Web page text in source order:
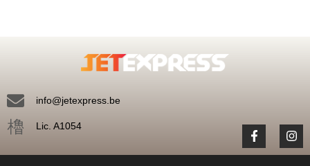
info@jetexpress.be
Lic. A1054